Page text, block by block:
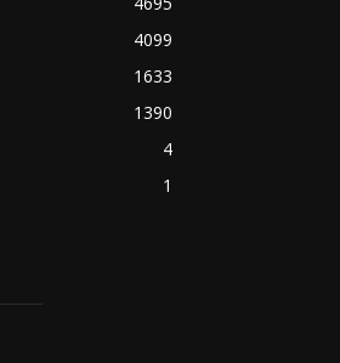
4099
1633
1390
4
1